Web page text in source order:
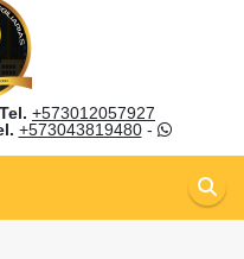
Tel. +573012057927
+573043819480-